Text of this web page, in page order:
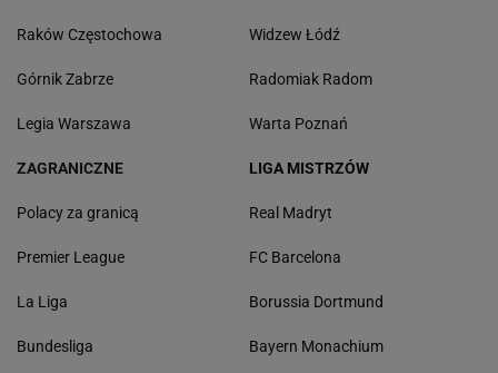
Raków Częstochowa
Górnik Zabrze
Legia Warszawa
Widzew Łódź
Radomiak Radom
Warta Poznań
ZAGRANICZNE
Polacy za granicą
Premier League
La Liga
Bundesliga
LIGA MISTRZÓW
Real Madryt
FC Barcelona
Borussia Dortmund
Bayern Monachium